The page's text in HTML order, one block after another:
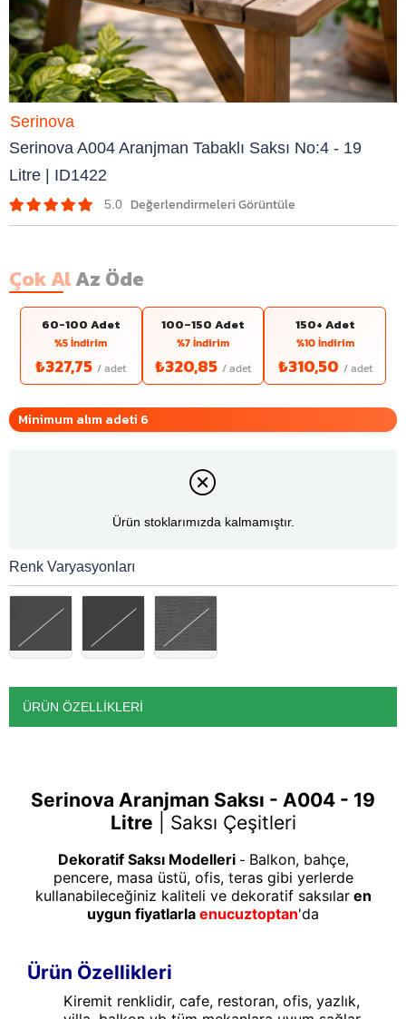
Serinova A004 Aranjman Tabaklı Saksı No:4 - 19
Litre | ID1422
5.0
Serinova
Çok AlAz Öde
60-100 Adet
%5 İndirim
₺327,75
100–150 Adet
%7 İndirim
₺320,85
150+ Adet
%10 İndirim
₺310,50
Minimum alım adeti 6
Ürün stoklarımızda kalmamıştır.
Renk Varyasyonları
ÜRÜN ÖZELLIKLERI
Serinova Aranjman Saksı - A004 - 19
Litre
Saksı Çeşitleri
Dekoratif Saksı Modelleri- Balkon, bahçe,
pencere, masa üstü, ofis, teras gibi yerlerde
kullanabileceğiniz kaliteli ve dekoratif saksılaren
uygun fiyatlarla enucuztoptan'da
Ürün Özellikleri
Kiremit renklidir, cafe, restoran, ofis, yazlık,